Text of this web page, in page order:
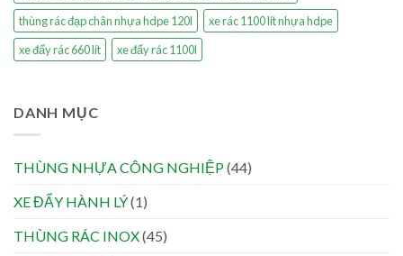
thùng rác đạp chân nhựa hdpe 120l
xe rác 1100 lít nhựa hdpe
xe đẩy rác 660 lít
xe đẩy rác 1100l
DANH MỤC
THÙNG NHỰA CÔNG NGHIỆP(44)
XE ĐẨY HÀNH LÝ(1)
THÙNG RÁC INOX(45)